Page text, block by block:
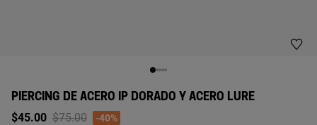
PIERCING DE ACERO IP DORADO Y ACERO LURE
$45.00 Price reduced from
$75.00to-40%